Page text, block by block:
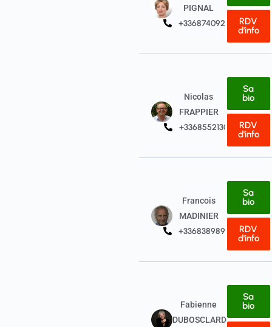
PIGNAL
+33687409293
RDV
d'info
Nicolas
FRAPPIER
+33685521304
Sa
bio
RDV
d'info
Francois
MADINIER
+33683898933
Sa
bio
RDV
d'info
Fabienne
DUBOSCLARD
Sa
bio